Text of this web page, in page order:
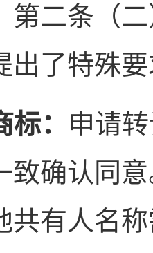
第二条（
出了特殊
： 申请
致确认同
共有人名